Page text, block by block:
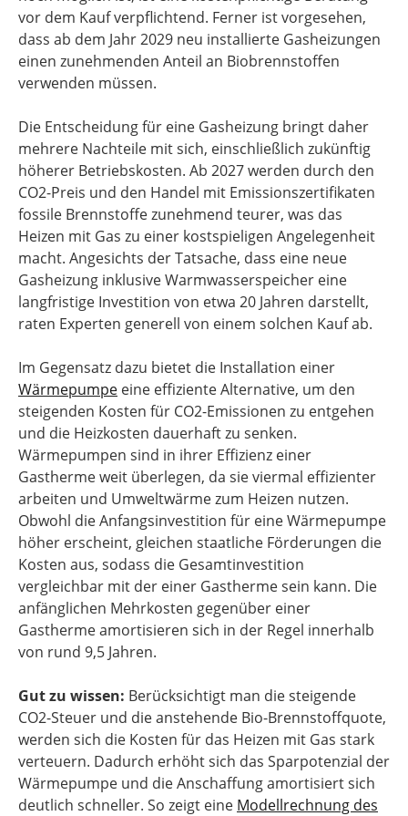
vor dem Kauf verpflichtend. Ferner ist vorgesehen,
dass ab dem Jahr 2029 neu installierte Gasheizungen
einen zunehmenden Anteil an Biobrennstoffen
verwenden müssen.
Die Entscheidung für eine Gasheizung bringt daher
mehrere Nachteile mit sich, einschließlich zukünftig
höherer Betriebskosten. Ab 2027 werden durch den
CO2-Preis und den Handel mit Emissionszertifikaten
fossile Brennstoffe zunehmend teurer, was das
Heizen mit Gas zu einer kostspieligen Angelegenheit
macht. Angesichts der Tatsache, dass eine neue
Gasheizung inklusive Warmwasserspeicher eine
langfristige Investition von etwa 20 Jahren darstellt,
raten Experten generell von einem solchen Kauf ab.
Im Gegensatz dazu bietet die Installation einer
Wärmepumpe eine effiziente Alternative, um den
steigenden Kosten für CO2-Emissionen zu entgehen
und die Heizkosten dauerhaft zu senken.
Wärmepumpen sind in ihrer Effizienz einer
Gastherme weit überlegen, da sie viermal effizienter
arbeiten und Umweltwärme zum Heizen nutzen.
Obwohl die Anfangsinvestition für eine Wärmepumpe
höher erscheint, gleichen staatliche Förderungen die
Kosten aus, sodass die Gesamtinvestition
vergleichbar mit der einer Gastherme sein kann. Die
anfänglichen Mehrkosten gegenüber einer
Gastherme amortisieren sich in der Regel innerhalb
von rund 9,5 Jahren.
Gut zu wissen: Berücksichtigt man die steigende
CO2-Steuer und die anstehende Bio-Brennstoffquote,
werden sich die Kosten für das Heizen mit Gas stark
verteuern. Dadurch erhöht sich das Sparpotenzial der
Wärmepumpe und die Anschaffung amortisiert sich
deutlich schneller. So zeigt eine Modellrechnung des